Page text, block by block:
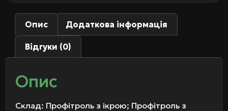
Опис Додаткова інформація
Відгуки (0)
Опис
Склад: Профітроль з ікрою; Профітроль з